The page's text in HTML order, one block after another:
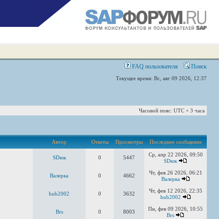
FAQ пользователя Поиск
Текущее время: Вс, авг 09 2026, 12:37
Часовой пояс: UTC + 3 часа
Автор Ответы Просмотры Последнее сообщение
SDюк 0 5447
Ср, апр 22 2026, 09:50
SDюк
Валерка 0 4662
Чт, фев 26 2026, 06:21
Валерка
hub2002 0 3632
Чт, фев 12 2026, 22:35
hub2002
Brs 0 8003
Пн, фев 09 2026, 10:55
Brs